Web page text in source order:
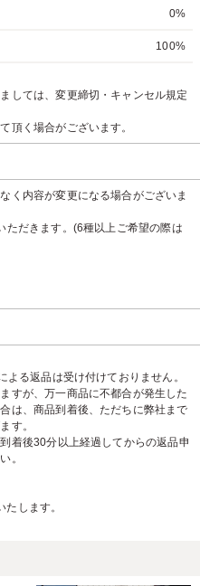
0%
100%
しては、変更締切・キャンセル規定
頂く場合がございます。
く内容が変更になる場合がございま
ただきます。(6種以上ご希望の際は
る返品は受け付けておりません。
すが、万一商品に不都合が発生した
は、商品到着後、ただちに弊社まで
す。
着後30分以上経過してからの返品申
。
します。